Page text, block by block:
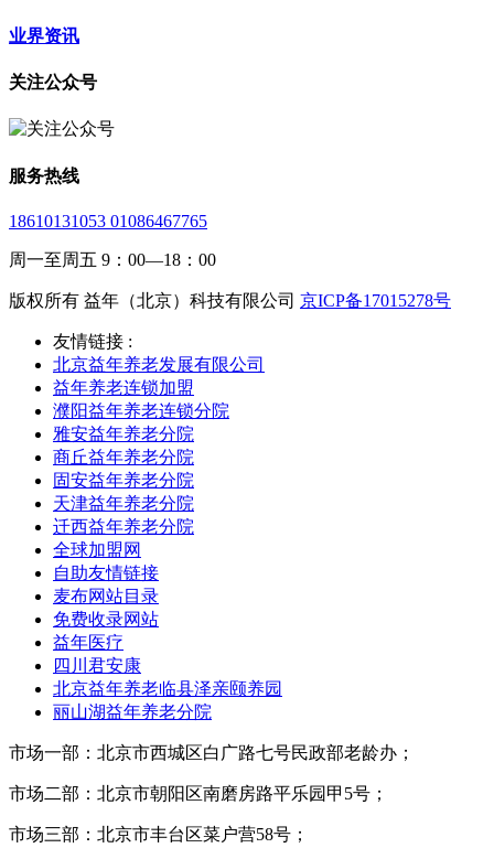
业界资讯
关注公众号
服务热线
18610131053 01086467765
周一至周五 9：00—18：00
版权所有 益年（北京）科技有限公司 京ICP备17015278号
友情链接 :
北京益年养老发展有限公司
益年养老连锁加盟
濮阳益年养老连锁分院
雅安益年养老分院
商丘益年养老分院
固安益年养老分院
天津益年养老分院
迁西益年养老分院
全球加盟网
自助友情链接
麦布网站目录
免费收录网站
益年医疗
四川君安康
北京益年养老临县泽亲颐养园
丽山湖益年养老分院
市场一部：北京市西城区白广路七号民政部老龄办；
市场二部：北京市朝阳区南磨房路平乐园甲5号；
市场三部：北京市丰台区菜户营58号；